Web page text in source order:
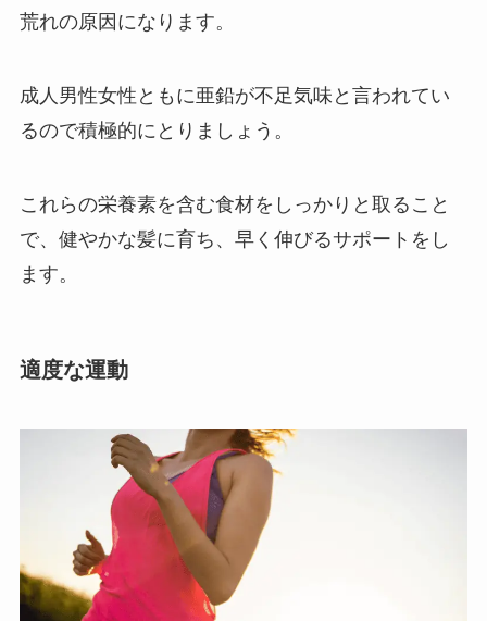
荒れの原因になります。
成人男性女性ともに亜鉛が不足気味と言われてい
るので積極的にとりましょう。
これらの栄養素を含む食材をしっかりと取ること
で、健やかな髪に育ち、早く伸びるサポートをし
ます。
適度な運動